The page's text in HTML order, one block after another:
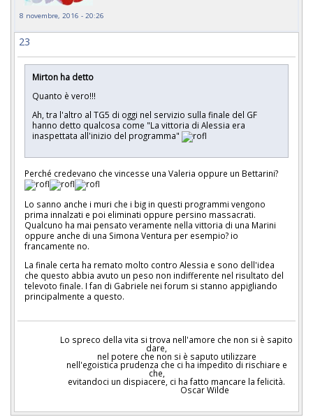
8 novembre, 2016 - 20:26
23
Mirton ha detto
Quanto è vero!!!
Ah, tra l'altro al TG5 di oggi nel servizio sulla finale del GF
hanno detto qualcosa come "La vittoria di Alessia era
inaspettata all'inizio del programma"
Perché credevano che vincesse una Valeria oppure un Bettarini?
Lo sanno anche i muri che i big in questi programmi vengono
prima innalzati e poi eliminati oppure persino massacrati.
Qualcuno ha mai pensato veramente nella vittoria di una Marini
oppure anche di una Simona Ventura per esempio? io
francamente no.
La finale certa ha remato molto contro Alessia e sono dell'idea
che questo abbia avuto un peso non indifferente nel risultato del
televoto finale. I fan di Gabriele nei forum si stanno appigliando
principalmente a questo.
Lo spreco della vita si trova nell'amore che non si è sapito
dare,
nel potere che non si è saputo utilizzare
nell'egoistica prudenza che ci ha impedito di rischiare e
che,
evitandoci un dispiacere, ci ha fatto mancare la felicità.
Oscar Wilde